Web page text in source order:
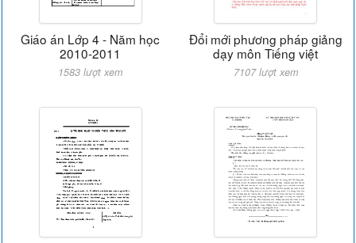
Giáo án Lớp 4 - Năm học
2010-2011
1583 lượt xem
Đổi mới phương pháp giảng
dạy môn Tiếng việt
7107 lượt xem